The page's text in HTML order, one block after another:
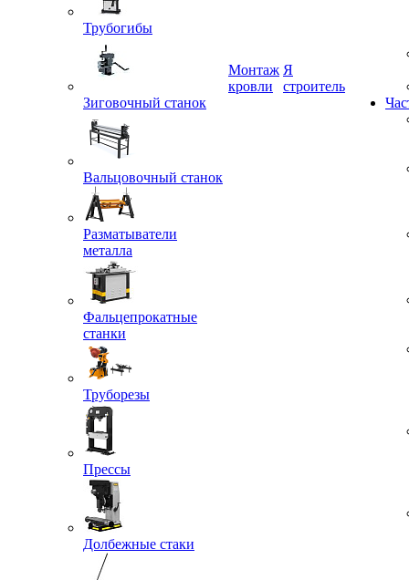
Трубогибы
Зиговочный станок
Вальцовочный станок
Разматыватели
металла
Фальцепрокатные
станки
Труборезы
Прессы
Долбежные стаки
Монтаж
Я